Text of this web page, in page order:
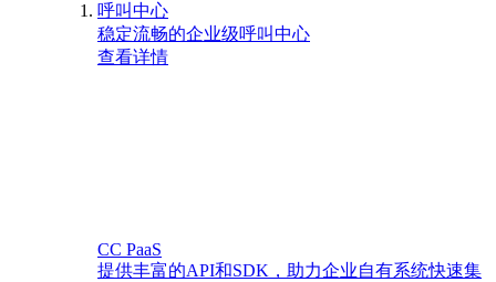
呼叫中心
稳定流畅的企业级呼叫中心
查看详情
CC PaaS
提供丰富的API和SDK，助力企业自有系统快速集